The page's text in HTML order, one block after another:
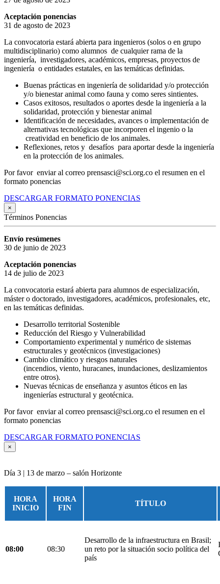
Aceptación ponencias
31 de agosto de 2023
La convocatoria estará abierta para ingenieros (solos o en grupo
multidisciplinario) como alumnos de cualquier rama de la
ingeniería, investigadores, académicos, empresas, proyectos de
ingeniería o entidades estatales, en las temáticas definidas.
Buenas prácticas en ingeniería de solidaridad y/o protección
y/o bienestar animal como fauna y como seres sintientes.
Casos exitosos, resultados o aportes desde la ingeniería a la
solidaridad, protección y bienestar animal
Identificación de necesidades, avances o implementación de
alternativas tecnológicas que incorporen el ingenio o la
creatividad en beneficio de los animales.
Reflexiones, retos y desafíos para aportar desde la ingeniería
en la protección de los animales.
Por favor enviar al correo prensasci@sci.org.co el resumen en el
formato ponencias
DESCARGAR FORMATO PONENCIAS
×
Términos Ponencias
Envío resúmenes
30 de junio de 2023
Aceptación ponencias
14 de julio de 2023
La convocatoria estará abierta para alumnos de especialización,
máster o doctorado, investigadores, académicos, profesionales, etc,
en las temáticas definidas.
Desarrollo territorial Sostenible
Reducción del Riesgo y Vulnerabilidad
Comportamiento experimental y numérico de sistemas
estructurales y geotécnicos (investigaciones)
Cambio climático y riesgos naturales
(incendios, viento, huracanes, inundaciones, deslizamientos
entre otros).
Nuevas técnicas de enseñanza y asuntos éticos en las
ingenierías estructural y geotécnica.
Por favor enviar al correo prensasci@sci.org.co el resumen en el
formato ponencias
DESCARGAR FORMATO PONENCIAS
×
Día 3 | 13 de marzo – salón Horizonte
HORA
INICIO
HORA
FIN
TÍTULO
08:00 08:30
Desarrollo de la infraestructura en Brasil;
un reto por la situación socio política del
país